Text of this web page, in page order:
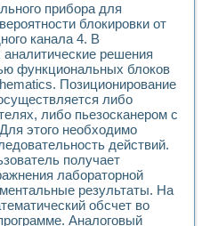
прибора для
блокировки от
канала 4. В
решения
функциональных блоков
Позиционирование
либо
либо пьезосканером с
этого необходимо
действий.
получает
лабораторной
результаты. На
обсчет во
Аналоговый